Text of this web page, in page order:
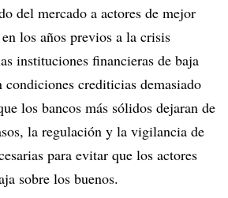
del mercado a actores de mejor
los años previos a la crisis
instituciones financieras de baja
crediticias demasiado
los bancos más sólidos dejaran de
la regulación y la vigilancia de
para evitar que los actores
sobre los buenos.